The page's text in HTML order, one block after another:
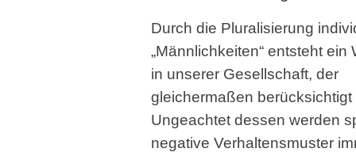
Durch die Pluralisierung
„Männlichkeiten“ entsteht ein
in unserer Gesellschaft, der
gleichermaßen berücksichtigt
Ungeachtet dessen werden
negative Verhaltensmuster